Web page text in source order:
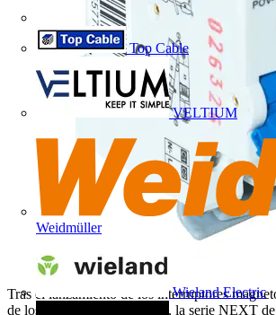
Top Cable
VELTIUM
Weidmüller
Wieland Electric
Tras el lanzamiento de los interruptores
de los diferenciales NXL-63, la serie NEXT